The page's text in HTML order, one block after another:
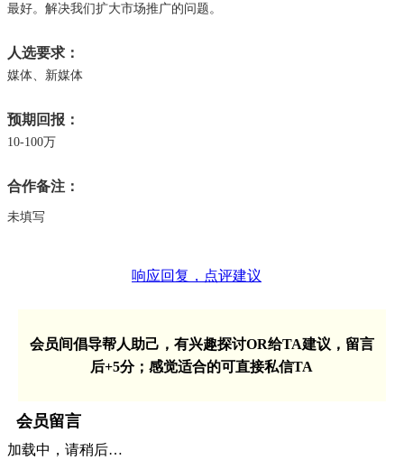
最好。解决我们扩大市场推广的问题。
人选要求
媒体、新媒体
预期回报
10-100万
合作备注
未填写
响应回复，点评建议
会员间倡导帮人助己，有兴趣探讨OR给TA建议，留言
后+5分；感觉适合的可直接私信TA
会员留言
加载中，请稍后…